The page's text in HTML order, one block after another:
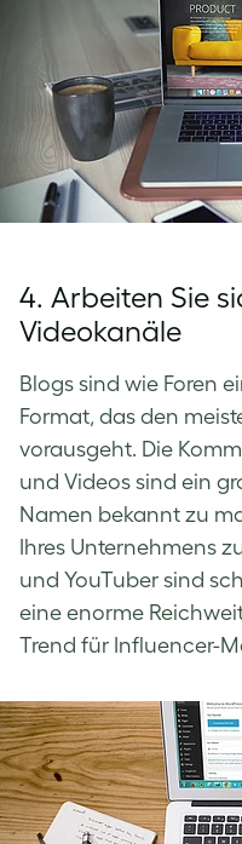
4. Arbeiten Sie
Videokanäle
Blogs sind wie Foren
Format, das den
vorausgeht. Die
und Videos sind ein
Namen bekannt zu
Ihres Unternehmens
und YouTuber sind
eine enorme
Trend für Influencer-